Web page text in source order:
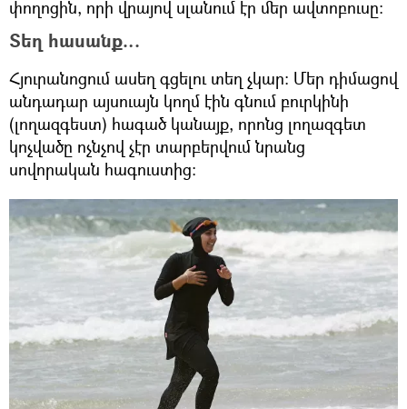
փողոցին, որի վրայով սլանում էր մեր ավտոբուսը։
Տեղ հասանք…
Հյուրանոցում ասեղ գցելու տեղ չկար: Մեր դիմացով
անդադար այսուայն կողմ էին գնում բուրկինի
(լողազգեստ) հագած կանայք, որոնց լողազգետ
կոչվածը ոչնչով չէր տարբերվում նրանց
սովորական հագուստից։